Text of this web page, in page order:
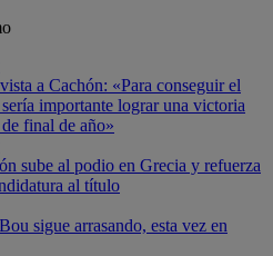
a Cachón: «Para conseguir el
importante lograr una victoria
de final de año»
sube al podio en Grecia y refuerza
al título
sigue arrasando, esta vez en